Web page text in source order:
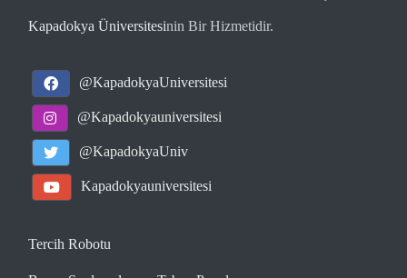
Kapadokya Üniversitesinin Bir Hizmetidir.
@KapadokyaUniversitesi
@Kapadokyauniversitesi
@KapadokyaUniv
Kapadokyauniversitesi
Tercih Robotu